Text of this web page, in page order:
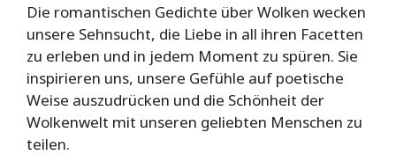
Die romantischen Gedichte über Wolken wecken
unsere Sehnsucht, die Liebe in all ihren Facetten
zu erleben und in jedem Moment zu spüren. Sie
inspirieren uns, unsere Gefühle auf poetische
Weise auszudrücken und die Schönheit der
Wolkenwelt mit unseren geliebten Menschen zu
teilen.